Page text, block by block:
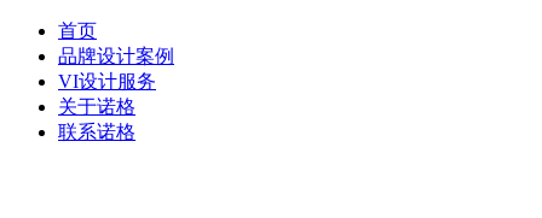
首页
品牌设计案例
VI设计服务
关于诺格
联系诺格